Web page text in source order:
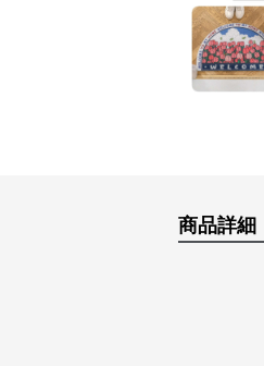
商品詳細